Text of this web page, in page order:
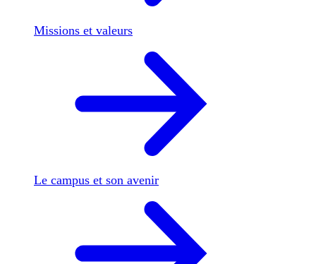
Missions et valeurs
Le campus et son avenir